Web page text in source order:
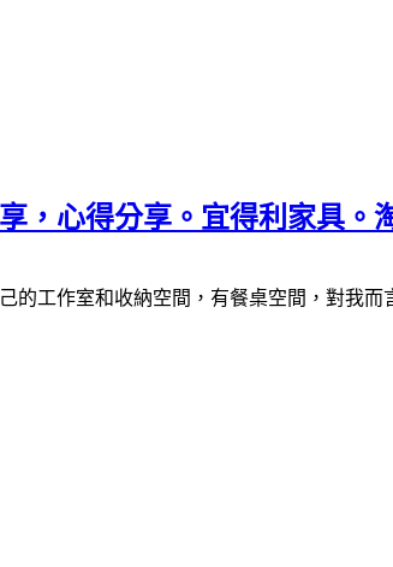
，心得分享。宜得利家具。
工作室和收納空間，有餐桌空間，對我